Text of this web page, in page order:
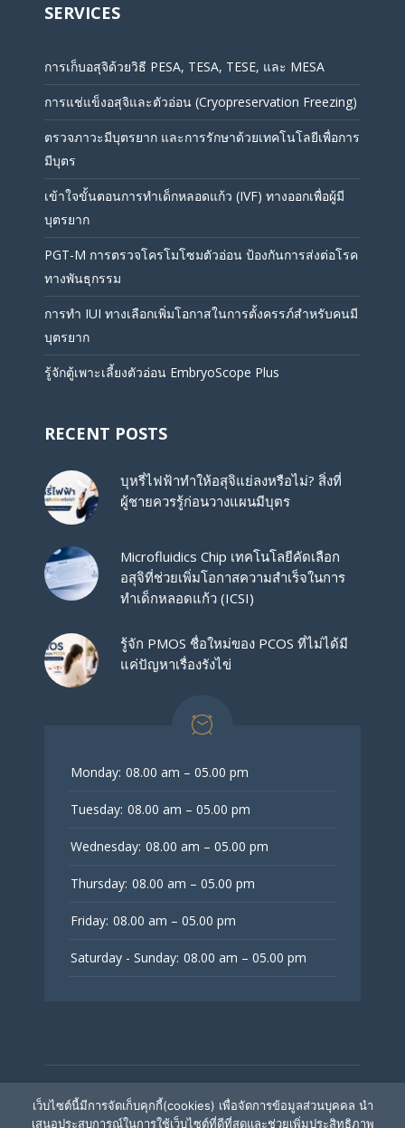
SERVICES
การเก็บอสุจิด้วยวิธี PESA, TESA, TESE, และ MESA
การแช่แข็งอสุจิและตัวอ่อน (Cryopreservation Freezing)
ตรวจภาวะมีบุตรยาก และการรักษาด้วยเทคโนโลยีเพื่อการ
มีบุตร
เข้าใจขั้นตอนการทำเด็กหลอดแก้ว (IVF) ทางออกเพื่อผู้มี
บุตรยาก
PGT-M การตรวจโครโมโซมตัวอ่อน ป้องกันการส่งต่อโรค
ทางพันธุกรรม
การทำ IUI ทางเลือกเพิ่มโอกาสในการตั้งครรภ์สำหรับคนมี
บุตรยาก
รู้จักตู้เพาะเลี้ยงตัวอ่อน EmbryoScope Plus
RECENT POSTS
บุหรี่ไฟฟ้าทำให้อสุจิแย่ลงหรือไม่? สิ่งที่
ผู้ชายควรรู้ก่อนวางแผนมีบุตร
Microfluidics Chip เทคโนโลยีคัดเลือก
อสุจิที่ช่วยเพิ่มโอกาสความสำเร็จในการ
ทำเด็กหลอดแก้ว (ICSI)
รู้จัก PMOS ชื่อใหม่ของ PCOS ที่ไม่ได้มี
แค่ปัญหาเรื่องรังไข่
Monday: 08.00 am – 05.00 pm
Tuesday: 08.00 am – 05.00 pm
Wednesday: 08.00 am – 05.00 pm
Thursday: 08.00 am – 05.00 pm
Friday: 08.00 am – 05.00 pm
Saturday - Sunday: 08.00 am – 05.00 pm
© V Fertility Thailand
เว็บไซต์นี้มีการจัดเก็บคุกกี้(cookies) เพื่อจัดการข้อมูลส่วนบุคคล นำ
เสนอประสบการณ์ในการใช้เว็บไซต์ที่ดีที่สุดและช่วยเพิ่มประสิทธิภาพ